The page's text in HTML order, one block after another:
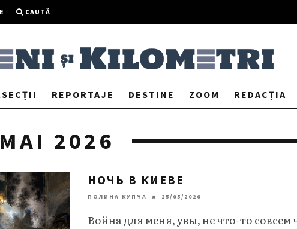
CAUTĂ
REPORTAJE DESTINE ZOOM REDACȚIA
MAI 2026
НОЧЬ В КИЕВЕ
ПОЛИНА КУПЧА 25/05/2026
Bойна для меня, увы, не что-то совсем